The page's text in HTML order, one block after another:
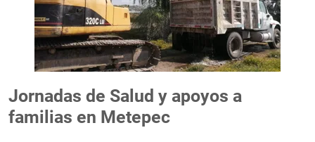
Jornadas de Salud y apoyos a
familias en Metepec